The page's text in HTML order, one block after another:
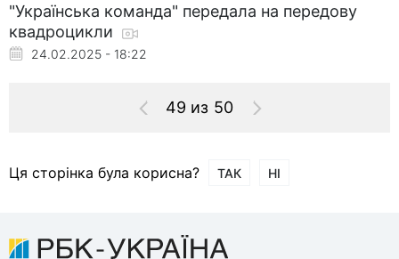
"Українська команда" передала на передову
квадроцикли
24.02.2025 - 18:22
49 из 50
Ця сторінка була корисна? ТАК НІ